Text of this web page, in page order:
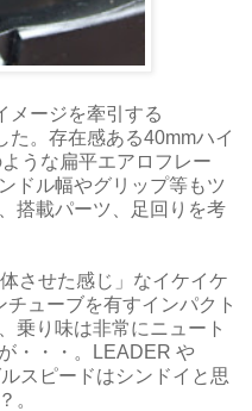
メージを牽引する
た。存在感ある40mmハイ
うな扁平エアロフレー
ドル幅やグリップ等もツ
搭載パーツ、足回りを考
させた感じ」なイケイケ
ューブを有すインパクト
乗り味は非常にニュート
・・・。LEADER や
スピードはシンドイと思
。